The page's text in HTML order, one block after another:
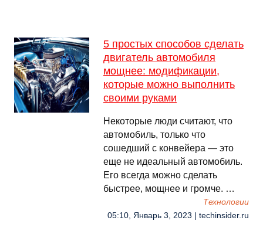
5 простых способов сделать
двигатель автомобиля
мощнее: модификации,
которые можно выполнить
своими руками
Некоторые люди считают, что
автомобиль, только что
сошедший с конвейера — это
еще не идеальный автомобиль.
Его всегда можно сделать
быстрее, мощнее и громче. …
Технологии
05:10, Январь 3, 2023 | techinsider.ru